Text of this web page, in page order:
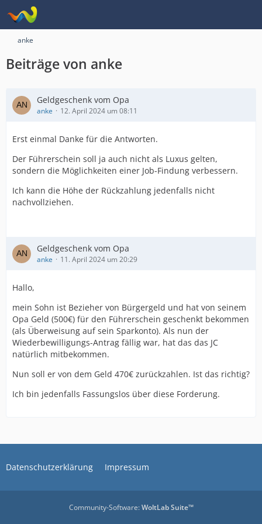
anke
Beiträge von anke
Geldgeschenk vom Opa
anke 12. April 2024 um 08:11
Erst einmal Danke für die Antworten.
Der Führerschein soll ja auch nicht als Luxus gelten,
sondern die Möglichkeiten einer Job-Findung verbessern.
Ich kann die Höhe der Rückzahlung jedenfalls nicht
nachvollziehen.
Geldgeschenk vom Opa
anke 11. April 2024 um 20:29
Hallo,
mein Sohn ist Bezieher von Bürgergeld und hat von seinem
Opa Geld (500€) für den Führerschein geschenkt bekommen
(als Überweisung auf sein Sparkonto). Als nun der
Wiederbewilligungs-Antrag fällig war, hat das das JC
natürlich mitbekommen.
Nun soll er von dem Geld 470€ zurückzahlen. Ist das richtig?
Ich bin jedenfalls Fassungslos über diese Forderung.
Datenschutzerklärung Impressum
Community-Software:WoltLab Suite™